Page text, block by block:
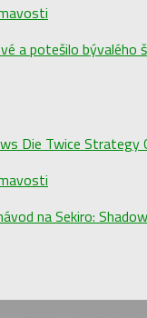
a potešilo bývalého
na Sekiro: